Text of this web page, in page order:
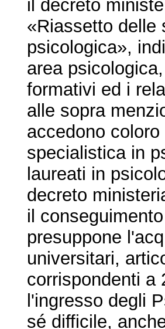
il decreto
«Riassetto delle
psicologica»,
area
formativi ed i
alle sopra
accedono
specialistica in
laureati in
decreto
il
presuppone
universitari,
corrispondenti a
l'ingresso degli
sé difficile,